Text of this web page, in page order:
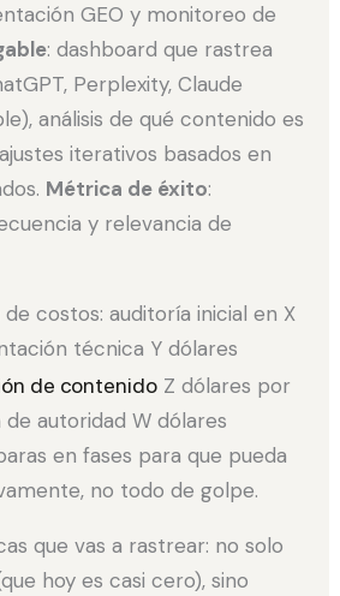
GEO y monitoreo de
: dashboard que rastrea
Perplexity, Claude
análisis de qué contenido es
iterativos basados en
Métrica de éxito:
y relevancia de
costos: auditoría inicial en X
técnica Y dólares
de contenido Z dólares por
autoridad W dólares
en fases para que pueda
no todo de golpe.
que vas a rastrear: no solo
hoy es casi cero), sino